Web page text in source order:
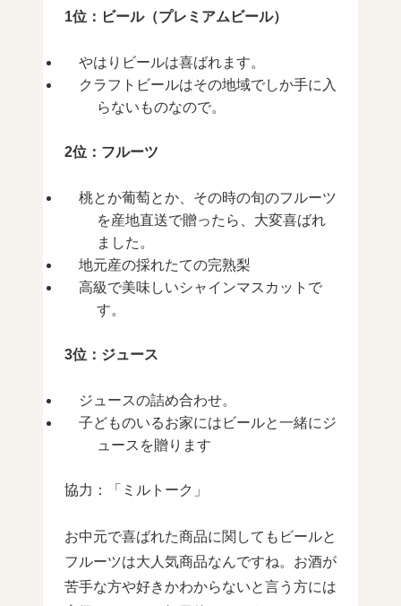
1位：ビール（プレミアムビール）
やはりビールは喜ばれます。
クラフトビールはその地域でしか手に入
らないものなので。
2位：フルーツ
桃とか葡萄とか、その時の旬のフルーツ
を産地直送で贈ったら、大変喜ばれ
ました。
地元産の採れたての完熟梨
高級で美味しいシャインマスカットで
す。
3位：ジュース
ジュースの詰め合わせ。
子どものいるお家にはビールと一緒にジ
ュースを贈ります
協力：「ミルトーク」
お中元で喜ばれた商品に関してもビールと
フルーツは大人気商品なんですね。お酒が
苦手な方や好きかわからないと言う方には